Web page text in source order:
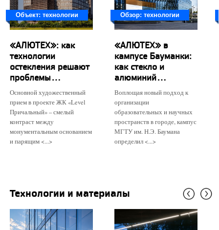
Объект: технологии
«АЛЮТЕХ»: как
технологии
остекления решают
проблемы...
Основной художественный
прием в проекте ЖК «Level
Причальный» – смелый
контраст между
монументальным основанием
и парящим <...>
Обзор: технологии
«АЛЮТЕХ» в
кампусе Бауманки:
как стекло и
алюминий...
Воплощая новый подход к
организации
образовательных и научных
пространств в городе, кампус
МГТУ им. Н.Э. Баумана
определил <...>
Технологии и материалы